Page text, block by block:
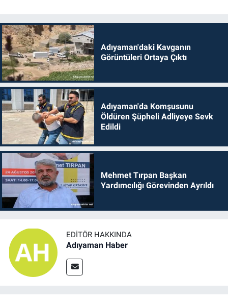
Adıyaman'daki Kavganın
Görüntüleri Ortaya Çıktı
Adıyaman'da Komşusunu
Öldüren Şüpheli Adliyeye Sevk
Edildi
Mehmet Tırpan Başkan
Yardımcılığı Görevinden Ayrıldı
EDITÖR HAKKINDA
Adıyaman Haber